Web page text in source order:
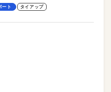
レポート【PR】
ート タイアップ